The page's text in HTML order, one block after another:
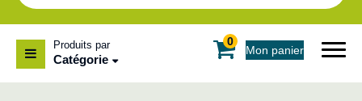
0
Mon panier
Produits par
Catégorie